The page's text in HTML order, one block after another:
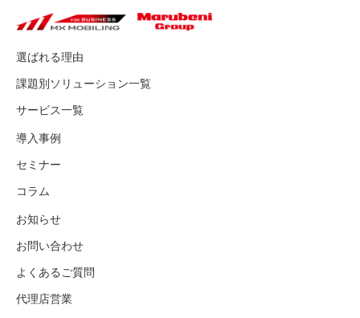
選ばれる理由
課題別ソリューション一覧
サービス一覧
導入事例
セミナー
コラム
お知らせ
お問い合わせ
よくあるご質問
代理店営業